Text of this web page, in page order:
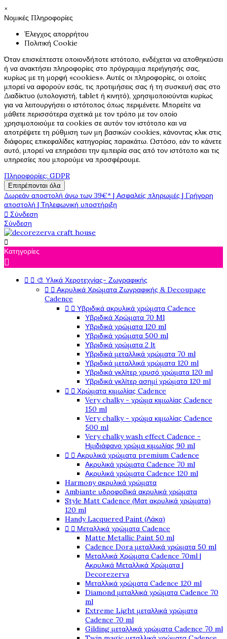
×
Νομικές Πληροφορίες
Έλεγχος απορρήτου
Πολιτική Cookie
Όταν επισκέπτεστε οποιονδήποτε ιστότοπο, ενδέχεται να αποθηκεύσει
ή να ανακτήσει πληροφορίες στο πρόγραμμα περιήγησής σας,
κυρίως με τη μορφή «cookies». Αυτές οι πληροφορίες, οι οποίες
μπορεί να αφορούν εσάς, τις προτιμήσεις σας ή τη συσκευή σας στο
Διαδίκτυο (υπολογιστή, tablet ή κινητό), χρησιμοποιούνται κυρίως
για να λειτουργήσει ο ιστότοπος όπως περιμένετε. Μπορείτε να
μάθετε περισσότερα σχετικά με τον τρόπο με τον οποίο
χρησιμοποιούμε τα cookies σε αυτόν τον ιστότοπο και να
αποτρέψετε τη ρύθμιση των μη βασικών cookies, κάνοντας κλικ στις
διάφορες επικεφαλίδες κατηγορίας παρακάτω. Ωστόσο, εάν το κάνετε
αυτό, μπορεί να επηρεάσει την εμπειρία σας από τον ιστότοπο και τις
υπηρεσίες που μπορούμε να προσφέρουμε.
Πληροφορίες: GDPR
Επιτρέπονται όλα
Δωρεάν αποστολή άνω των 39€* | Ασφαλείς πληρωμές | Γρήγορη
αποστολή | Τηλεφωνική υποστήριξη
 Σύνδεση
Σύνδεση

Κατηγορίες

  🎨 Υλικά Χεροτεχνίας- Ζωγραφικής
  Ακρυλικά Χρώματα Ζωγραφικής & Decoupage
Cadence
  Υβριδικά ακρυλικά χρώματα Cadence
Υβριδικά Χρώματα 70 Ml
Υβριδικά χρώματα 120 ml
Υβριδικά χρώματα 500 ml
Υβριδικά χρώματα 2 lt
Υβριδικά μεταλλικά χρώματα 70 ml
Υβριδικά μεταλλικά χρώματα 120 ml
Υβριδικά γκλίτερ χρυσό χρώματα 120 ml
Υβριδικά γκλίτερ ασημί χρώματα 120 ml
  Χρώματα κιμωλίας Cadence
Very chalky - χρώμα κιμωλίας Cadence
150 ml
Very chalky - χρώμα κιμωλίας Cadence
500 ml
Very chalky wash effect Cadence -
Ημιδιάφανο χρώμα κιμωλίας 90 ml
  Ακρυλικά χρώματα premium Cadence
Ακρυλικά χρώματα Cadence 70 ml
Ακρυλικά χρώματα Cadence 120 ml
Harmony ακρυλικά χρώματα
Ambiante υδροφοβικά ακρυλικά χρώματα
Style Matt Cadence (Ματ ακρυλικά χρώματα)
120 ml
Handy Lacquered Paint (Λάκα)
  Μεταλλικά χρώματα Cadence
Matte Metallic Paint 50 ml
Cadence Dora μεταλλικά χρώματα 50 ml
Μεταλλικά Χρώματα Cadence 70ml |
Ακρυλικά Μεταλλικά Χρώματα |
Decorezerva
Μεταλλικά χρώματα Cadence 120 ml
Diamond μεταλλικά χρώματα Cadence 70
ml
Extreme Light μεταλλικά χρώματα
Cadence 70 ml
Gilding μεταλλικά χρώματα Cadence 70 ml